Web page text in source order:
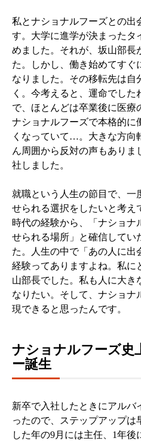
私とナショナルフーズとの出
す。大学に進学が決まったタ
めました。それが、坂山部長
た。しかし、働き始めてすぐ
なりました。その移転先は自
く。今考えると、運命でし
で、ほとんどは卒業後に医療
ナショナルフーズで本格的に
くなっていて…。大きな方向
ん周囲から反対の声もありま
社しました。
就職という人生の節目で、一
せられる選択をしたいと考え
時代の経験から、「ナショナ
せられる場所」と確信してい
た。人生の中で「あの人に出
経験ってありますよね。私に
山部長でした。私も人に大き
なりたい。そして、ナショナ
現できると思ったんです。
ナショナルフーズ史
ー誕生
新卒で入社したときにアルバ
ったので、ステップアップは
した年の9月には主任、1年